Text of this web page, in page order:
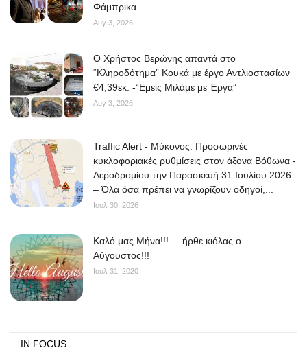
Φάμπρικα
Αυγ 3, 2026
O Χρήστος Βερώνης απαντά στο
“Κληροδότημα” Κουκά με έργο Αντλιοστασίων
€4,39εκ. -“Εμείς Μιλάμε με Έργα”
Αυγ 3, 2026
Traffic Alert - Μύκονος: Προσωρινές
κυκλοφοριακές ρυθμίσεις στον άξονα Βόθωνα -
Αεροδρομίου την Παρασκευή 31 Ιουλίου 2026
– Όλα όσα πρέπει να γνωρίζουν οδηγοί,...
Ιουλ 30, 2026
Kαλό μας Μήνα!!! ... ήρθε κιόλας ο
Αύγουστος!!!
Ιουλ 31, 2020
IN FOCUS